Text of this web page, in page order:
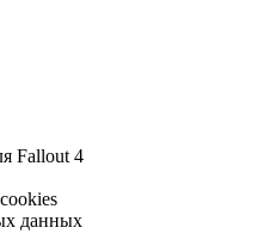
Fallout 4
данных